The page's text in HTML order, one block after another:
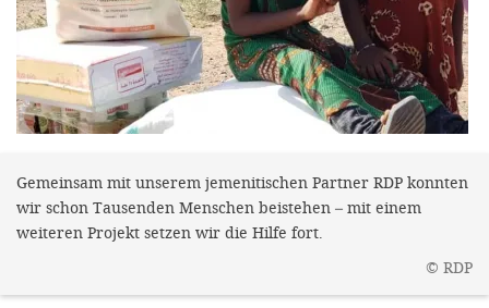
Gemeinsam mit unserem jemenitischen Partner RDP konnten
wir schon Tausenden Menschen beistehen – mit einem
weiteren Projekt setzen wir die Hilfe fort.
© RDP
unsere
gewinnen.
den
Sie